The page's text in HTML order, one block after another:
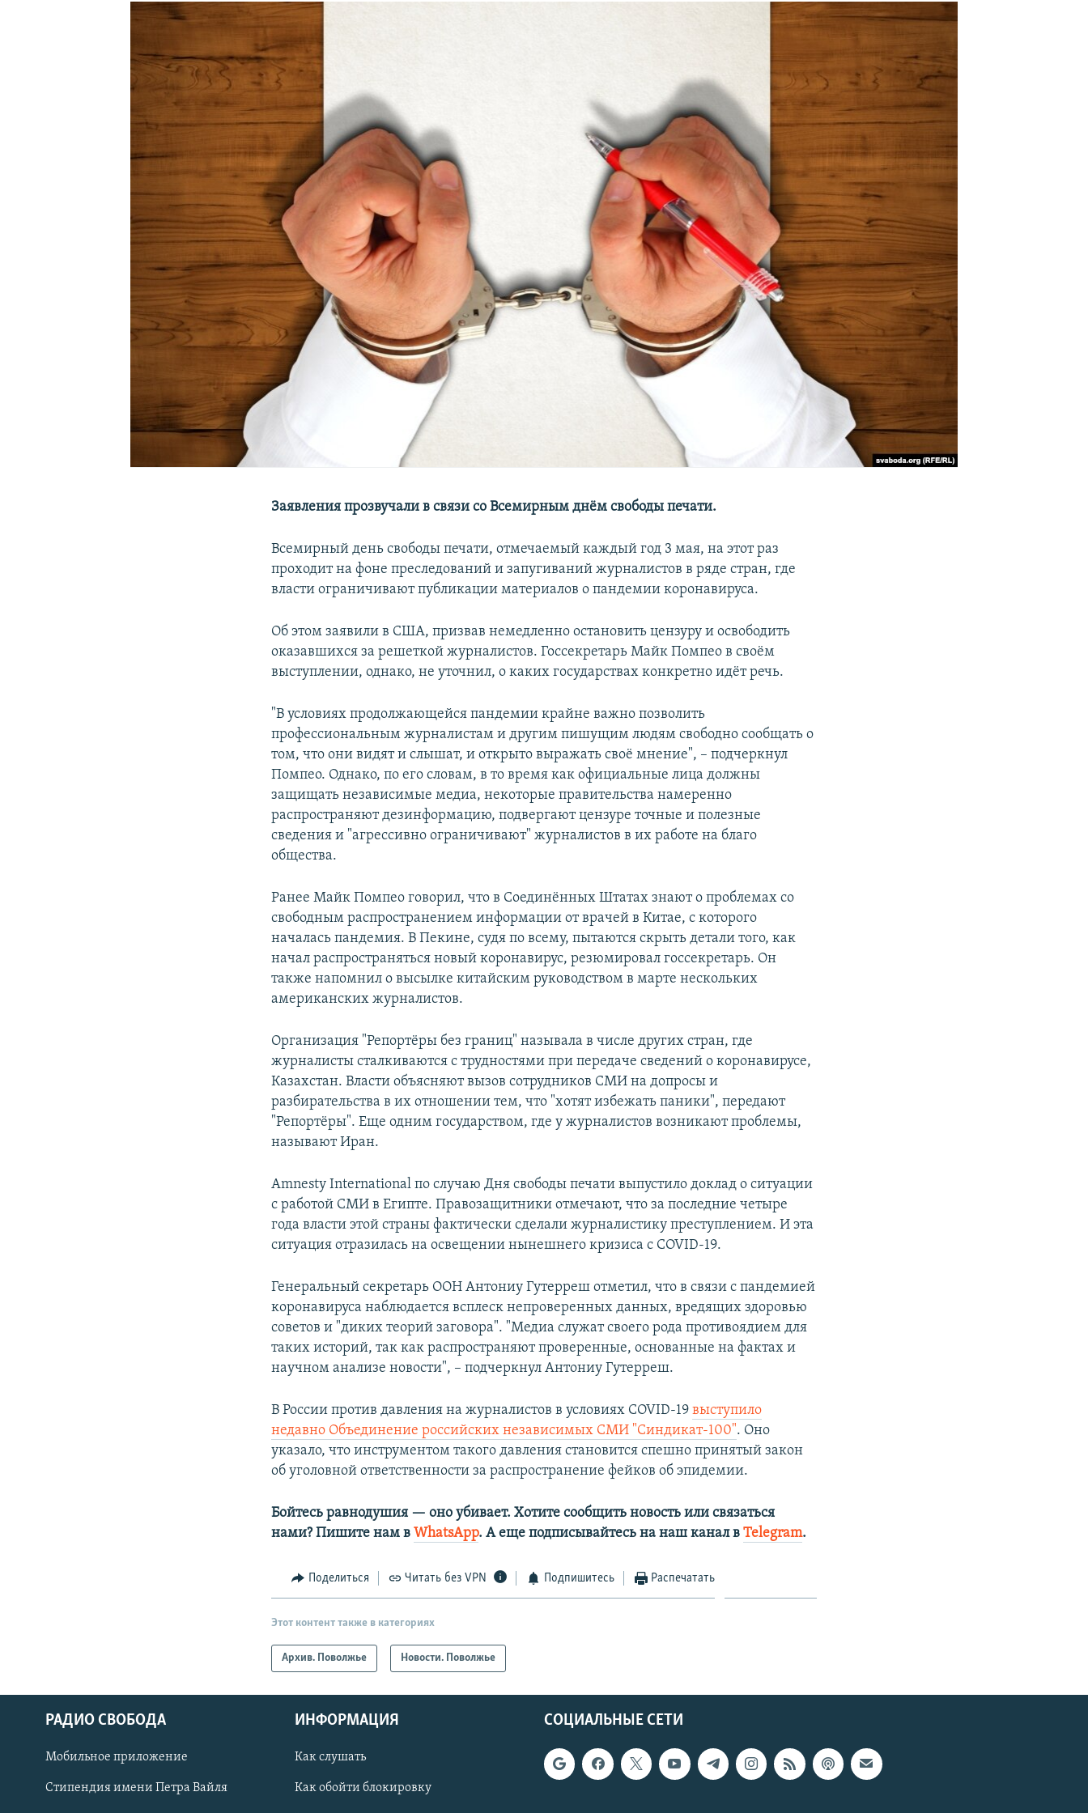
СОЦИАЛЬНЫЕ СЕТИ
Заявления прозвучали в связи со Всемирным днём свободы печати.
Всемирный день свободы печати, отмечаемый каждый год 3 мая, на этот раз
проходит на фоне преследований и запугиваний журналистов в ряде стран, где
власти ограничивают публикации материалов о пандемии коронавируса.
Об этом заявили в США, призвав немедленно остановить цензуру и освободить
оказавшихся за решеткой журналистов. Госсекретарь Майк Помпео в своём
выступлении, однако, не уточнил, о каких государствах конкретно идёт речь.
"В условиях продолжающейся пандемии крайне важно позволить
профессиональным журналистам и другим пишущим людям свободно сообщать о
том, что они видят и слышат, и открыто выражать своё мнение", – подчеркнул
Помпео. Однако, по его словам, в то время как официальные лица должны
защищать независимые медиа, некоторые правительства намеренно
распространяют дезинформацию, подвергают цензуре точные и полезные
сведения и "агрессивно ограничивают" журналистов в их работе на благо
общества.
Ранее Майк Помпео говорил, что в Соединённых Штатах знают о проблемах со
свободным распространением информации от врачей в Китае, с которого
началась пандемия. В Пекине, судя по всему, пытаются скрыть детали того, как
начал распространяться новый коронавирус, резюмировал госсекретарь. Он
также напомнил о высылке китайским руководством в марте нескольких
американских журналистов.
Организация "Репортёры без границ" называла в числе других стран, где
журналисты сталкиваются с трудностями при передаче сведений о коронавирусе,
Казахстан. Власти объясняют вызов сотрудников СМИ на допросы и
разбирательства в их отношении тем, что "хотят избежать паники", передают
"Репортёры". Еще одним государством, где у журналистов возникают проблемы,
называют Иран.
Amnesty International по случаю Дня свободы печати выпустило доклад о ситуации
с работой СМИ в Египте. Правозащитники отмечают, что за последние четыре
года власти этой страны фактически сделали журналистику преступлением. И эта
ситуация отразилась на освещении нынешнего кризиса с COVID-19.
Генеральный секретарь ООН Антониу Гутерреш отметил, что в связи с пандемией
коронавируса наблюдается всплеск непроверенных данных, вредящих здоровью
советов и "диких теорий заговора". "Медиа служат своего рода противоядием для
таких историй, так как распространяют проверенные, основанные на фактах и
научном анализе новости", – подчеркнул Антониу Гутерреш.
В России против давления на журналистов в условиях COVID-19выступило
недавно Объединение российских независимых СМИ "Синдикат-100". Оно
указало, что инструментом такого давления становится спешно принятый закон
об уголовной ответственности за распространение фейков об эпидемии.
Бойтесь равнодушия — оно убивает. Хотите сообщить новость или связаться
нами? Пишите нам вWhatsApp. А еще подписывайтесь на наш канал вTelegram.
Поделиться Читать без VPN Подпишитесь Распечатать
Этот контент также в категориях
Архив. Поволжье Новости. Поволжье
СОЦИАЛЬНЫЕ СЕТИ
РАДИО СВОБОДА
Мобильное приложение
Стипендия имени Петра Вайля
ИНФОРМАЦИЯ
Как слушать
Как обойти блокировку